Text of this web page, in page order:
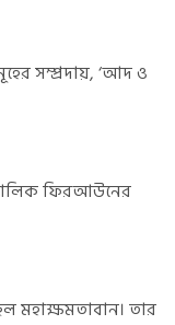
সম্প্রদায়, ‘আদ ও
ফিরআউনের
মহাক্ষমতাবান। তার